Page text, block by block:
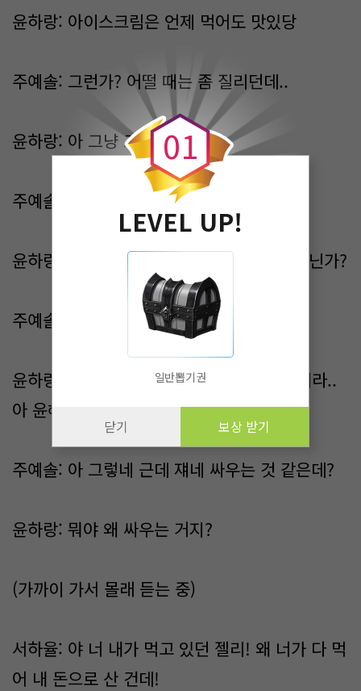
윤하랑: 아이스크림은 언제 먹어도 맛있당
주예솔: 그런가? 어떨 때는 좀 질리던데..
윤하랑: 아 그냥 그렇다는 거지!
주예솔: ㅎㅎ
윤하랑: 어? 근데 저기 우리 같은 반 애들 아닌가?
주예솔: 누군데?
윤하랑: 그 서하율하고 정솔찬하고 누구였더라..
아 윤해겸이랑 최예준!
주예솔: 아 그렇네 근데 쟤네 싸우는 것 같은데?
윤하랑: 뭐야 왜 싸우는 거지?
(가까이 가서 몰래 듣는 중)
서하율: 야 너 내가 먹고 있던 젤리! 왜 너가 다 먹
어 내 돈으로 산 건데!
0
0
1
LEVEL UP!
일반뽑기권
닫기 보상 받기